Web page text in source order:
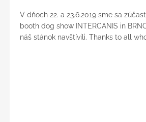
V dňoch 22. a 23.6.2019 sme sa
booth dog show INTERCANIS in
náš stánok navštívili. Thanks to all